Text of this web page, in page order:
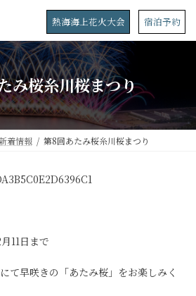
熱海海上花火大会 宿泊予約
み桜糸川桜まつり
着情報 第8回あたみ桜糸川桜まつり
11日まで
て早咲きの「あたみ桜」をお楽しみく